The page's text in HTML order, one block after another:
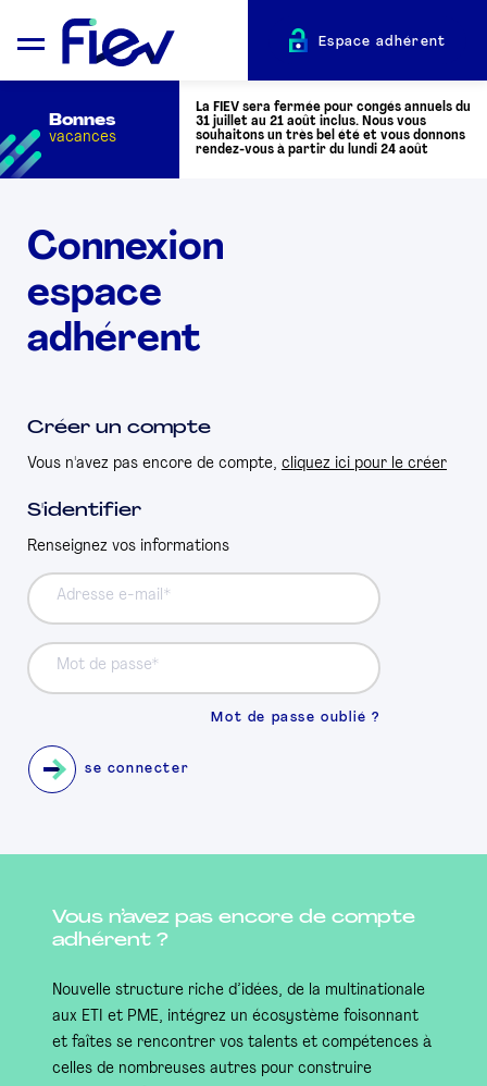
QUI SOMMES-NOUS ?
L’AUTOMOTIVE
ADHÉRENTS
ÉVÉNEMENTS
Espace adhérent
Bonnes
vacances
La FIEV sera fermée pour congés annuels du
31 juillet au 21 août inclus. Nous vous
souhaitons un très bel été et vous donnons
rendez-vous à partir du lundi 24 août
Connexion
espace
adhérent
Créer un compte
Vous n'avez pas encore de compte, cliquez ici pour le créer
S'identifier
Renseignez vos informations
Adresse e-mail
Mot de passe
Mot de passe oublié ?
se connecter
Vous n’avez pas encore de compte
adhérent ?
Nouvelle structure riche d’idées, de la multinationale
aux ETI et PME, intégrez un écosystème foisonnant
et faîtes se rencontrer vos talents et compétences à
celles de nombreuses autres pour construire